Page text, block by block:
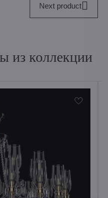
Next product
из коллекции